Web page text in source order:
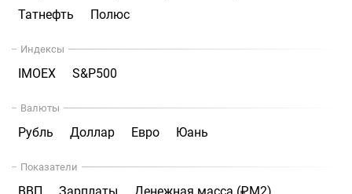
Татнефть
Полюс
Индексы
IMOEX S&P500
Валюты
Рубль Доллар Евро Юань
Показатели